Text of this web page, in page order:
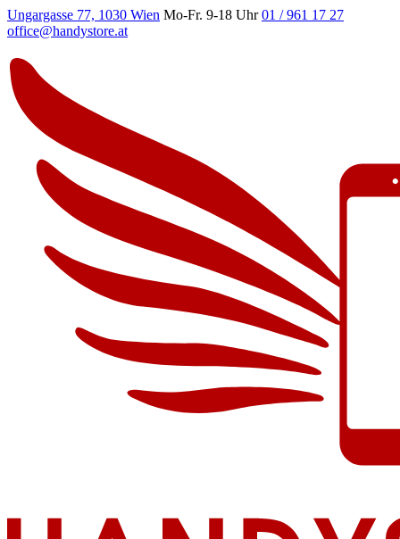
Ungargasse 77, 1030 Wien Mo-Fr. 9-18 Uhr 01 / 961 17 27
office@handystore.at